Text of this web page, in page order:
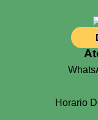
Horario